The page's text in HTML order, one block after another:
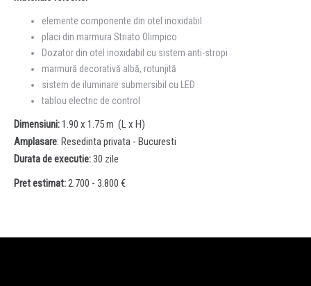
elemente componente din otel inoxidabil
placi din marmura Striato Olimpico
Dozator din otel inoxidabil cu sistem anti-stropi
marmură decorativă albă, rotunjită
sistem de iluminare submersibil cu LED
tablou electric de control
Dimensiuni:1.90 x 1.75 m (L x H)
Amplasare: Resedinta privata - Bucuresti
Durata de executie:30 zile
Pret estimat:2.700 - 3.800 €